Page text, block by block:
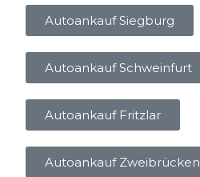
Autoankauf Siegburg
Autoankauf Schweinfurt
Autoankauf Fritzlar
Autoankauf Zweibrücken